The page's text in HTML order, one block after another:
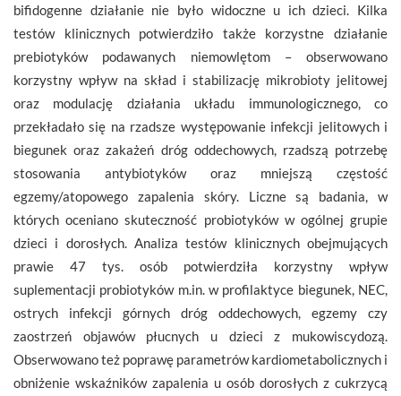
bifidogenne działanie nie było widoczne u ich dzieci. Kilka
testów klinicznych potwierdziło także korzystne działanie
prebiotyków podawanych niemowlętom – obserwowano
korzystny wpływ na skład i stabilizację mikrobioty jelitowej
oraz modulację działania układu immunologicznego, co
przekładało się na rzadsze występowanie infekcji jelitowych i
biegunek oraz zakażeń dróg oddechowych, rzadszą potrzebę
stosowania antybiotyków oraz mniejszą częstość
egzemy/atopowego zapalenia skóry. Liczne są badania, w
których oceniano skuteczność probiotyków w ogólnej grupie
dzieci i dorosłych. Analiza testów klinicznych obejmujących
prawie 47 tys. osób potwierdziła korzystny wpływ
suplementacji probiotyków m.in. w profilaktyce biegunek, NEC,
ostrych infekcji górnych dróg oddechowych, egzemy czy
zaostrzeń objawów płucnych u dzieci z mukowiscydozą.
Obserwowano też poprawę parametrów kardiometabolicznych i
obniżenie wskaźników zapalenia u osób dorosłych z cukrzycą